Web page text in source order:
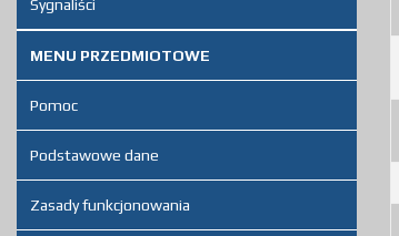
Sygnaliści
MENU PRZEDMIOTOWE
Pomoc
Podstawowe dane
Zasady funkcjonowania